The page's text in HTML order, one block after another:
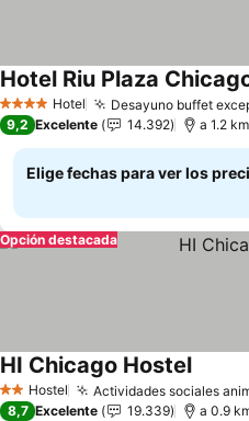
4 EstrellasHotel Desayuno buffet
Hotel Riu Plaza
9,2 Excelente 14.392 a 1.2
Elige fechas para ver los
Opción destacada
2 Estrellas
Hostel Actividades sociales
HI Chicago HostelVer
8,7 Excelente 19.339 a 0.9